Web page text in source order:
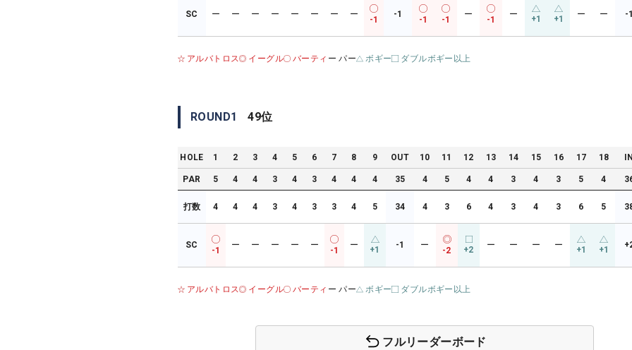
SC ー ー ー ー ー ー ー ー
-1
-1
-1 -1
ー
-1
ー +1 +1 ー ー -
アルバトロス イーグル バーティ ー パー ボギー ダブルボギー以上
ROUND1 49位
HOLE 1 2 3 4 5 6 7 8 9 OUT 10 11 12 13 14 15 16 17 18
PAR 5 4 4 3 4 3 4 4 4 35 4 5 4 4 3 4 3 5 4
打数 4 4 4 3 4 3 3 4 5 34 4 3 6 4 3 4 3 6 5
SC
-1
ー ー ー ー ー
-1
ー +1 -1 ー
-2 +2 ー ー ー ー +1 +1
アルバトロス イーグル バーティ ー パー ボギー ダブルボギー以上
フルリーダーボード